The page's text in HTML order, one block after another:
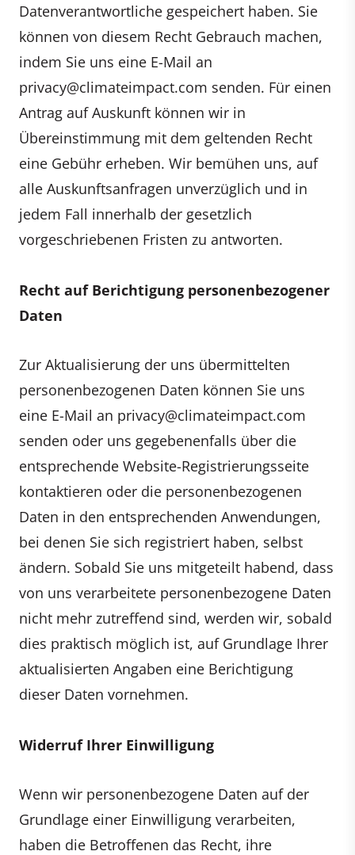
Datenverantwortliche gespeichert haben. Sie
können von diesem Recht Gebrauch machen,
indem Sie uns eine E-Mail an
privacy@climateimpact.com senden. Für einen
Antrag auf Auskunft können wir in
Übereinstimmung mit dem geltenden Recht
eine Gebühr erheben. Wir bemühen uns, auf
alle Auskunftsanfragen unverzüglich und in
jedem Fall innerhalb der gesetzlich
vorgeschriebenen Fristen zu antworten.
Recht auf Berichtigung personenbezogener
Daten
Zur Aktualisierung der uns übermittelten
personenbezogenen Daten können Sie uns
eine E-Mail an privacy@climateimpact.com
senden oder uns gegebenenfalls über die
entsprechende Website-Registrierungsseite
kontaktieren oder die personenbezogenen
Daten in den entsprechenden Anwendungen,
bei denen Sie sich registriert haben, selbst
ändern. Sobald Sie uns mitgeteilt habend, dass
von uns verarbeitete personenbezogene Daten
nicht mehr zutreffend sind, werden wir, sobald
dies praktisch möglich ist, auf Grundlage Ihrer
aktualisierten Angaben eine Berichtigung
dieser Daten vornehmen.
Widerruf Ihrer Einwilligung
Wenn wir personenbezogene Daten auf der
Grundlage einer Einwilligung verarbeiten,
haben die Betroffenen das Recht, ihre